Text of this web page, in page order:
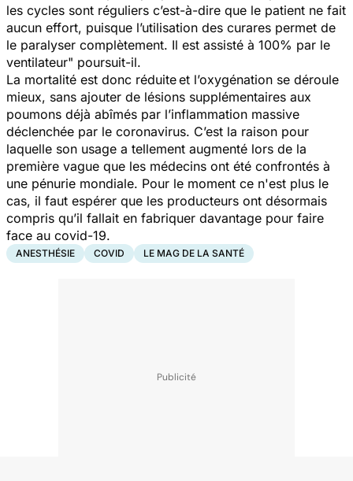
les cycles sont réguliers c’est-à-dire que le patient ne fait
aucun effort, puisque l’utilisation des curares permet de
le paralyser complètement. Il est assisté à 100% par le
ventilateur" poursuit-il.
La mortalité est donc réduite et l’oxygénation se déroule
mieux, sans ajouter de lésions supplémentaires aux
poumons déjà abîmés par l’inflammation massive
déclenchée par le coronavirus. C’est la raison pour
laquelle son usage a tellement augmenté lors de la
première vague que les médecins ont été confrontés à
une pénurie mondiale. Pour le moment ce n'est plus le
cas, il faut espérer que les producteurs ont désormais
compris qu’il fallait en fabriquer davantage pour faire
face au covid-19.
ANESTHÉSIE COVID LE MAG DE LA SANTÉ